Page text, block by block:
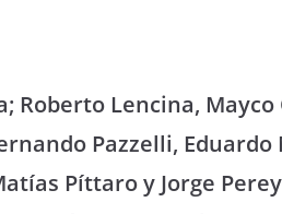
Roberto Lencina,
Pazzelli,
Píttaro y Jorge